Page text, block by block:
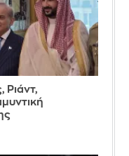
Ριάντ,